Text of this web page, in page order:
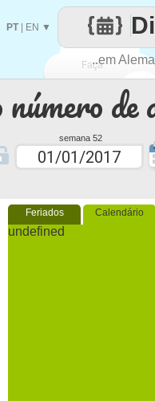
semana 52
Feriados Calendário
undefined
Faça..em
PT| EN ▼